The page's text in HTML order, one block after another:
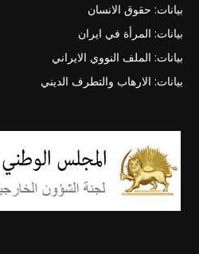
بيانات: حقوق الانسان
بيانات: المرأة في ايران
بيانات: الملف النووي الايراني
بيانات: الارهاب والتطرف الديني